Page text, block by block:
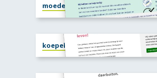
moedermelkbanknederland.nl
koepelvoorst.nl